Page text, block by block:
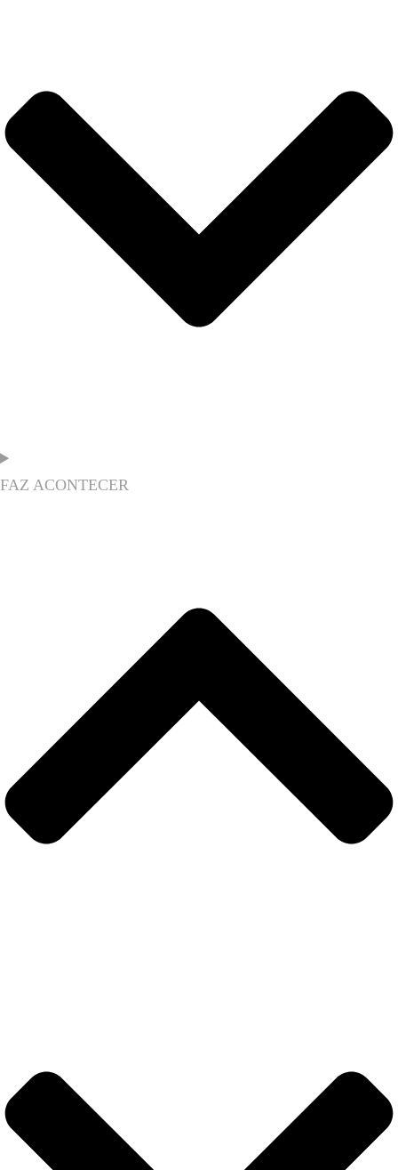
FAZ ACONTECER